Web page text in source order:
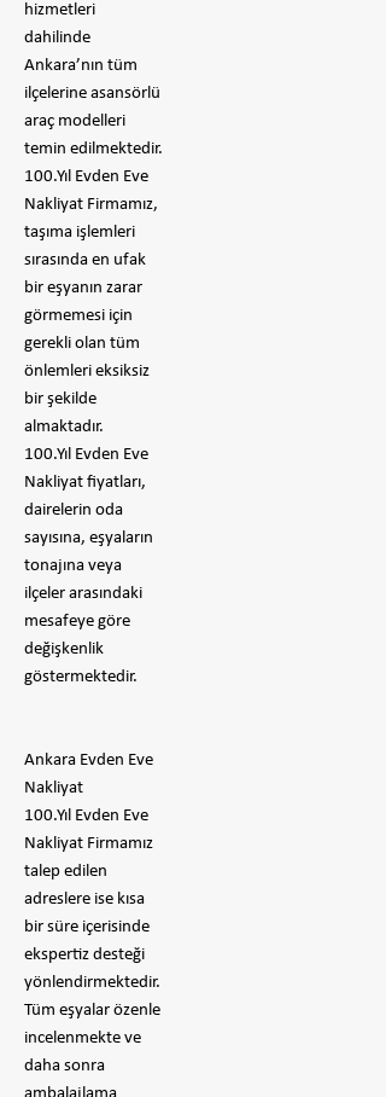
hizmetleri
dahilinde
Ankara’nın tüm
ilçelerine asansörlü
araç modelleri
temin edilmektedir.
100.Yıl Evden Eve
Nakliyat Firmamız,
taşıma işlemleri
sırasında en ufak
bir eşyanın zarar
görmemesi için
gerekli olan tüm
önlemleri eksiksiz
bir şekilde
almaktadır.
100.Yıl Evden Eve
Nakliyat fiyatları,
dairelerin oda
sayısına, eşyaların
tonajına veya
ilçeler arasındaki
mesafeye göre
değişkenlik
göstermektedir.
Ankara Evden Eve
Nakliyat
100.Yıl Evden Eve
Nakliyat Firmamız
talep edilen
adreslere ise kısa
bir süre içerisinde
ekspertiz desteği
yönlendirmektedir.
Tüm eşyalar özenle
incelenmekte ve
daha sonra